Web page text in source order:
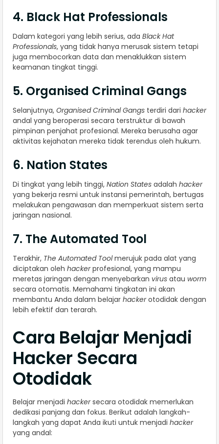
4. Black Hat Professionals
Dalam kategori yang lebih serius, ada Black Hat
Professionals, yang tidak hanya merusak sistem tetapi
juga membocorkan data dan menaklukkan sistem
keamanan tingkat tinggi.
5. Organised Criminal Gangs
Selanjutnya, Organised Criminal Gangs terdiri dari hacker
andal yang beroperasi secara terstruktur di bawah
pimpinan penjahat profesional. Mereka berusaha agar
aktivitas kejahatan mereka tidak terendus oleh hukum.
6. Nation States
Di tingkat yang lebih tinggi, Nation States adalah hacker
yang bekerja resmi untuk instansi pemerintah, bertugas
melakukan pengawasan dan memperkuat sistem serta
jaringan nasional.
7. The Automated Tool
Terakhir, The Automated Toolmerujuk pada alat yang
diciptakan oleh hackerprofesional, yang mampu
meretas jaringan dengan menyebarkan virus atau worm
secara otomatis. Memahami tingkatan ini akan
membantu Anda dalam belajar hackerotodidak dengan
lebih efektif dan terarah.
Cara Belajar Menjadi
Hacker Secara
Otodidak
Belajar menjadi hackersecara otodidak memerlukan
dedikasi panjang dan fokus. Berikut adalah langkah-
langkah yang dapat Anda ikuti untuk menjadi hacker
yang andal: